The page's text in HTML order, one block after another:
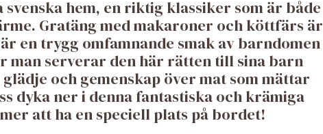
hem, en riktig klassiker som är både
Gratäng med makaroner och köttfärs är
en trygg omfamnande smak av barndomen
man serverar den här rätten till sina barn
och gemenskap över mat som mättar
dyka ner i denna fantastiska och krämiga
att ha en speciell plats på bordet!